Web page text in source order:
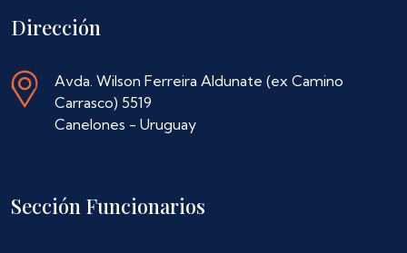
Dirección
Avda. Wilson Ferreira Aldunate (ex Camino
Carrasco) 5519
Canelones - Uruguay
Sección Funcionarios